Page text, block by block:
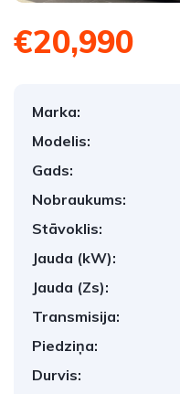
€20,990
Marka:
Modelis:
Gads:
Nobraukums:
Stāvoklis:
Jauda (kW):
Jauda (Zs):
Transmisija:
Piedziņa:
Durvis: